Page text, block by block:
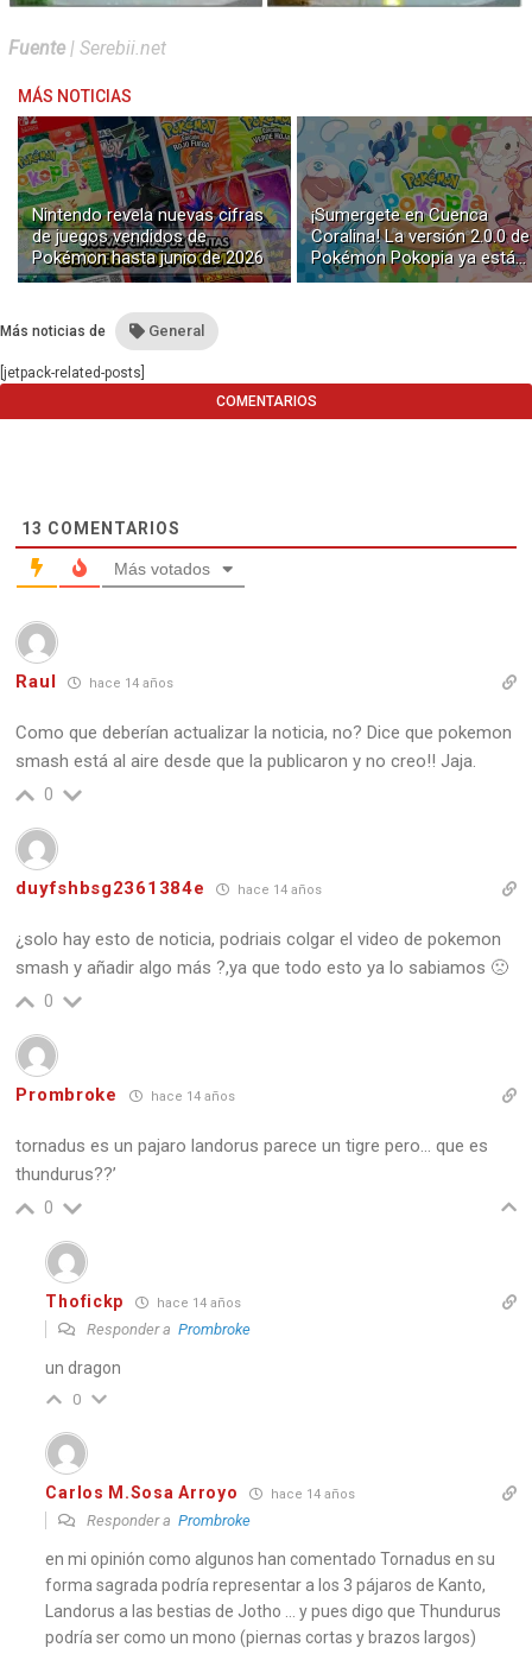
Fuente | Serebii.net
MÁS NOTICIAS
Nintendo revela nuevas cifras
de juegos vendidos de
Pokémon hasta junio de 2026
¡Sumergete en Cuenca
Coralina! La versión 2.0.0 de
Pokémon Pokopia ya está
disponible con buceo y
Más noticias de General
[jetpack-related-posts]
COMENTARIOS
13 COMENTARIOS
Más votados
Raul hace 14 años
Como que deberían actualizar la noticia, no? Dice que pokemon
smash está al aire desde que la publicaron y no creo!! Jaja.
0
duyfshbsg2361384e hace 14 años
¿solo hay esto de noticia, podriais colgar el video de pokemon
smash y añadir algo más ?,ya que todo esto ya lo sabiamos 🙁
0
Prombroke hace 14 años
tornadus es un pajaro landorus parece un tigre pero… que es
thundurus??’
0
Thofickp hace 14 años
Responder aPrombroke
un dragon
0
Carlos M.Sosa Arroyo hace 14 años
Responder aPrombroke
en mi opinión como algunos han comentado Tornadus en su
forma sagrada podría representar a los 3 pájaros de Kanto,
Landorus a las bestias de Jotho … y pues digo que Thundurus
podría ser como un mono (piernas cortas y brazos largos)